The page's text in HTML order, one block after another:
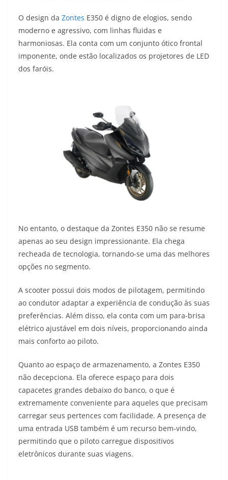
O design da Zontes E350 é digno de elogios, sendo
moderno e agressivo, com linhas fluidas e
harmoniosas. Ela conta com um conjunto ótico frontal
imponente, onde estão localizados os projetores de LED
dos faróis.
No entanto, o destaque da Zontes E350 não se resume
apenas ao seu design impressionante. Ela chega
recheada de tecnologia, tornando-se uma das melhores
opções no segmento.
A scooter possui dois modos de pilotagem, permitindo
ao condutor adaptar a experiência de condução às suas
preferências. Além disso, ela conta com um para-brisa
elétrico ajustável em dois níveis, proporcionando ainda
mais conforto ao piloto.
Quanto ao espaço de armazenamento, a Zontes E350
não decepciona. Ela oferece espaço para dois
capacetes grandes debaixo do banco, o que é
extremamente conveniente para aqueles que precisam
carregar seus pertences com facilidade. A presença de
uma entrada USB também é um recurso bem-vindo,
permitindo que o piloto carregue dispositivos
eletrônicos durante suas viagens.